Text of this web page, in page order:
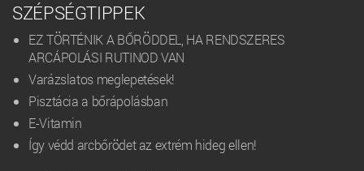
SZÉPSÉGTIPPEK
EZ TÖRTÉNIK A BŐRÖDDEL, HA RENDSZERES
ARCÁPOLÁSI RUTINOD VAN
Varázslatos meglepetések!
Pisztácia a bőrápolásban
E-Vitamin
Így védd arcbőrödet az extrém hideg ellen!